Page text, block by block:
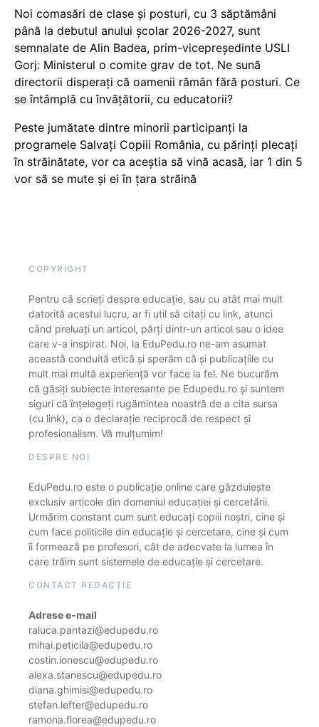
Noi comasări de clase și posturi, cu 3 săptămâni
până la debutul anului școlar 2026-2027, sunt
semnalate de Alin Badea, prim-vicepreședinte USLI
Gorj: Ministerul o comite grav de tot. Ne sună
directorii disperați că oamenii rămân fără posturi. Ce
se întâmplă cu învățătorii, cu educatorii?
Peste jumătate dintre minorii participanți la
programele Salvați Copiii România, cu părinți plecați
în străinătate, vor ca aceștia să vină acasă, iar 1 din 5
vor să se mute și ei în țara străină
COPYRIGHT
Pentru că scrieți despre educație, sau cu atât mai mult
datorită acestui lucru, ar fi util să citați cu link, atunci
când preluați un articol, părți dintr-un articol sau o idee
care v-a inspirat. Noi, la EduPedu.ro ne-am asumat
această conduită etică și sperăm că și publicațiile cu
mult mai multă experiență vor face la fel. Ne bucurăm
că găsiți subiecte interesante pe Edupedu.ro și suntem
siguri că înțelegeți rugămintea noastră de a cita sursa
(cu link), ca o declarație reciprocă de respect și
profesionalism. Vă mulțumim!
DESPRE NOI
EduPedu.ro este o publicație online care găzduiește
exclusiv articole din domeniul educației și cercetării.
Urmărim constant cum sunt educați copiii noștri, cine și
cum face politicile din educație și cercetare, cine și cum
îi formează pe profesori, cât de adecvate la lumea în
care trăim sunt sistemele de educație și cercetare.
CONTACT REDACȚIE
Adrese e-mail
raluca.pantazi@edupedu.ro
mihai.peticila@edupedu.ro
costin.ionescu@edupedu.ro
alexa.stanescu@edupedu.ro
diana.ghimisi@edupedu.ro
stefan.lefter@edupedu.ro
ramona.florea@edupedu.ro